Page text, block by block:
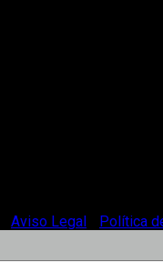
Aviso Legal Política